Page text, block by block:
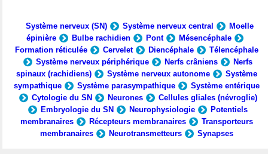
Système nerveux (SN) Système nerveux central
Moelle
épinière
Bulbe rachidien Pont
Mésencéphale
Formation réticulée
Cervelet Diencéphale
Télencéphale
Système nerveux périphérique
Nerfs crâniens
Nerfs
spinaux (rachidiens)
Système nerveux autonome
Système
sympathique
Système parasympathique
Système entérique
Cytologie du SN
Neurones
Cellules gliales (névroglie)
Embryologie du SN
Neurophysiologie
Potentiels
membranaires
Récepteurs membranaires
Transporteurs
membranaires
Neurotransmetteurs Synapses